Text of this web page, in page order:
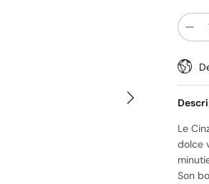
Suivant
Le
dolce
Son